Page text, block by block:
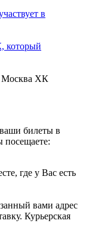
ХК
билеты в
посещаете:
где у Вас есть
вами адрес
Курьерская